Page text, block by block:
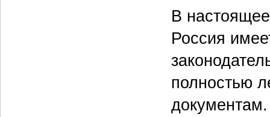
В
Россия
полностью